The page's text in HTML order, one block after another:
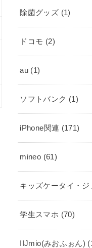
除菌グッズ (1)
ドコモ (2)
au (1)
ソフトバンク (1)
iPhone関連 (171)
mineo (61)
キッズケータイ・ジ
学生スマホ (70)
IIJmio(みおふぉん)